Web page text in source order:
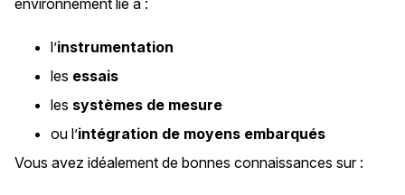
environnement lié à :
l’instrumentation
les essais
les systèmes de mesure
ou l’intégration de moyens embarqués
Vous avez idéalement de bonnes connaissances sur :